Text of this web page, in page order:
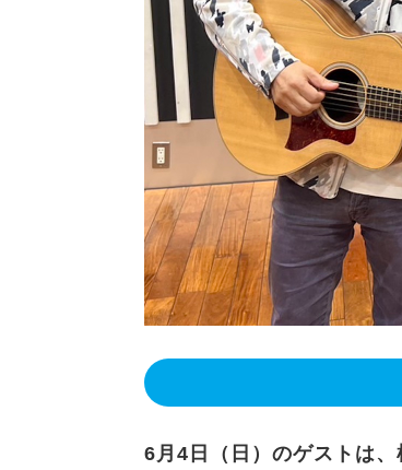
6月4日（日）のゲストは、